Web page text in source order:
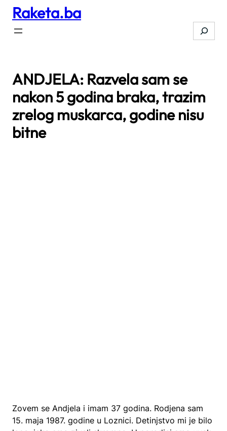
Skip
content
Raketa.ba
Search
ANDJELA: Razvela sam se
nakon 5 godina braka, trazim
zrelog muskarca, godine nisu
bitne
Zovem se Andjela i imam 37 godina. Rodjena sam
15. maja 1987. godine u Loznici. Detinjstvo mi je bilo